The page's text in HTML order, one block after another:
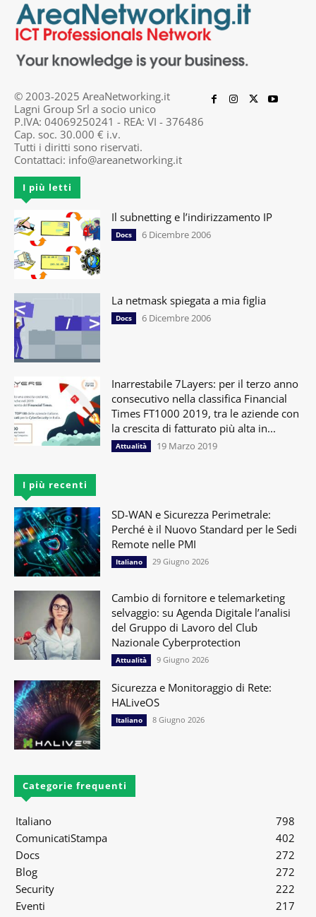
© 2003-2025 AreaNetworking.it
Lagni Group Srl a socio unico
P.IVA: 04069250241 - REA: VI - 376486
Cap. soc. 30.000 € i.v.
Tutti i diritti sono riservati.
Contattaci: info@areanetworking.it
I più letti
Il subnetting e l’indirizzamento IP
Docs 6 Dicembre 2006
La netmask spiegata a mia figlia
Docs 6 Dicembre 2006
Inarrestabile 7Layers: per il terzo anno
consecutivo nella classifica Financial
Times FT1000 2019, tra le aziende con
la crescita di fatturato più alta in...
Attualità 19 Marzo 2019
I più recenti
SD-WAN e Sicurezza Perimetrale:
Perché è il Nuovo Standard per le Sedi
Remote nelle PMI
Italiano 29 Giugno 2026
Cambio di fornitore e telemarketing
selvaggio: su Agenda Digitale l’analisi
del Gruppo di Lavoro del Club
Nazionale Cyberprotection
Attualità 9 Giugno 2026
Sicurezza e Monitoraggio di Rete:
HALiveOS
Italiano 8 Giugno 2026
Categorie frequenti
Italiano
798
ComunicatiStampa
402
Docs
272
Blog
272
Security
222
Eventi
217